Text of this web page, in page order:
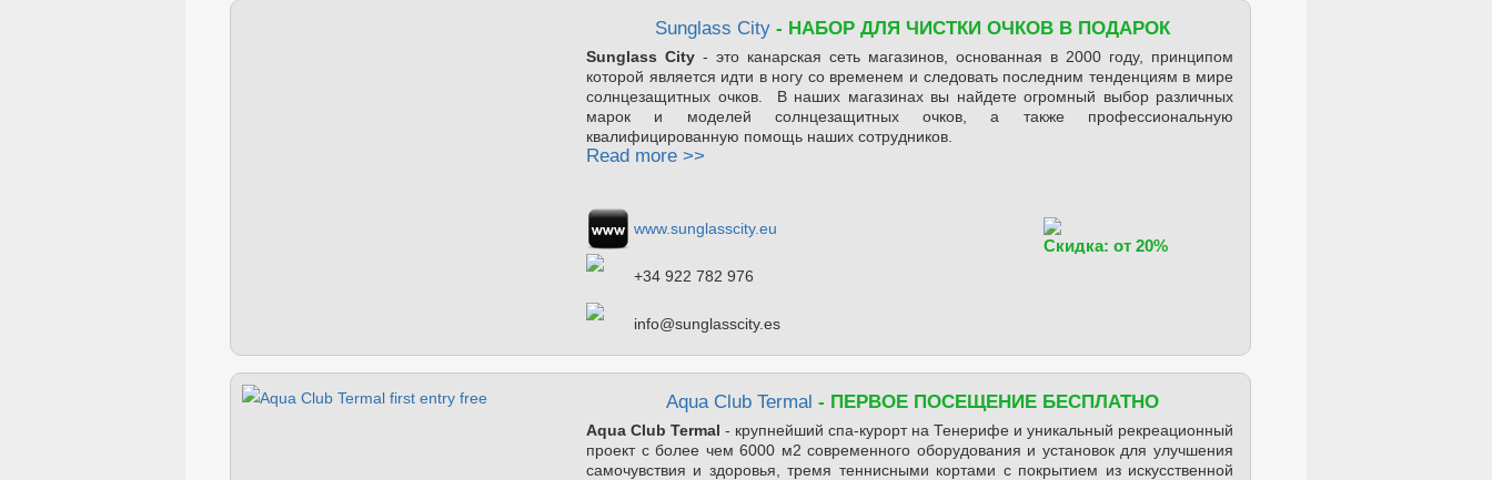
Sunglass City - НАБОР ДЛЯ ЧИСТКИ ОЧКОВ В ПОДАРОК
Sunglass City - это канарская сеть магазинов, основанная в 2000 году, принципом
которой является идти в ногу со временем и следовать последним тенденциям в мире
солнцезащитных очков. В наших магазинах вы найдете огромный выбор различных
марок и моделей солнцезащитных очков, а также профессиональную
квалифицированную помощь наших сотрудников.
Read more >>
www.sunglasscity.eu
+34 922 782 976
info@sunglasscity.es
Скидка: от 20%
Aqua Club Termal - ПЕРВОЕ ПОСЕЩЕНИЕ БЕСПЛАТНО
Aqua Club Termal - крупнейший спа-курорт на Тенерифе и уникальный рекреационный
проект с более чем 6000 м2 современного оборудования и установок для улучшения
самочувствия и здоровья, тремя теннисными кортами с покрытием из искусственной